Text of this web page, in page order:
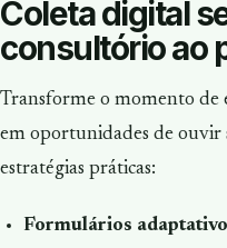
Coleta digital
consultório ao
Transforme o momento de
em oportunidades de ouvir
estratégias práticas:
Formulários